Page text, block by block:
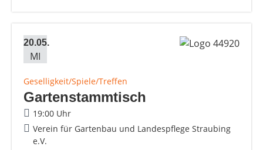
20.05.
MI
Geselligkeit/Spiele/Treffen
Gartenstammtisch
19:00 Uhr
Verein für Gartenbau und Landespflege Straubing
e.V.